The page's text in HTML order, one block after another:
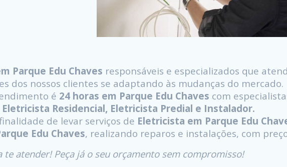
Parque Edu Chaves responsáveis e especializados que
dos nossos clientes se adaptando às mudanças do mercado.
é 24 horas em Parque Edu Chaves com
Residencial, Eletricista Predial e Instalador.
de levar serviços de Eletricista em Parque Edu
Edu Chaves, realizando reparos e instalações, com
te atender! Peça já o seu orçamento sem compromisso!